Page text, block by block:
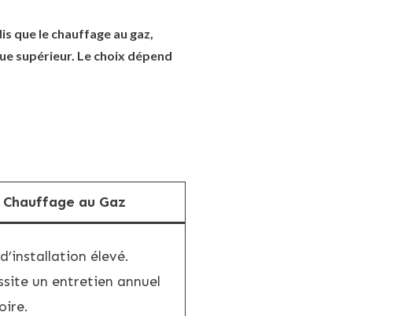
que le chauffage au gaz,
supérieur. Le choix dépend
Chauffage au Gaz
élevé.
un entretien annuel